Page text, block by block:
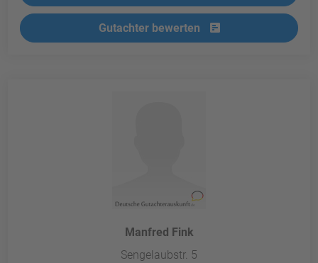
Gutachter bewerten
Manfred Fink
Sengelaubstr. 5